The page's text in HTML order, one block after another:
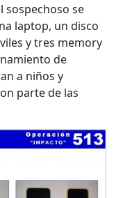
sospechoso se
laptop, un disco
y tres memory
de
a niños y
parte de las